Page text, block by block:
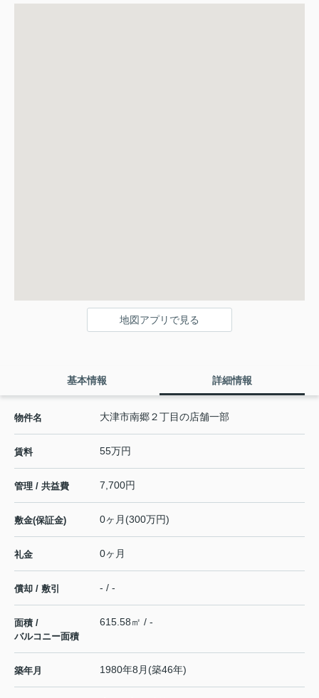
地図アプリで見る
基本情報 詳細情報
物件名 大津市南郷２丁目の店舗一部
賃料 55万円
管理 / 共益費 7,700円
敷金(保証金) 0ヶ月(300万円)
礼金 0ヶ月
償却 / 敷引 - / -
面積 /
バルコニー面積
615.58㎡ / -
築年月 1980年8月(築46年)